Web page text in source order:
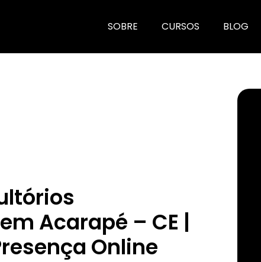
SOBRE CURSOS BLOG
Acarapé – CE |
Online